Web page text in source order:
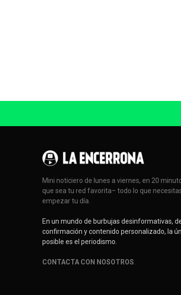
Mini noticiero de lunes a viernes, en 20
que sea tu red favorita– todo lo que
empezar tu día.
En un mundo de burbujas desinformativas,
confirmación y contenido personalizado, la
posible es el periodismo.
CONTACTA CON NOSOTROS